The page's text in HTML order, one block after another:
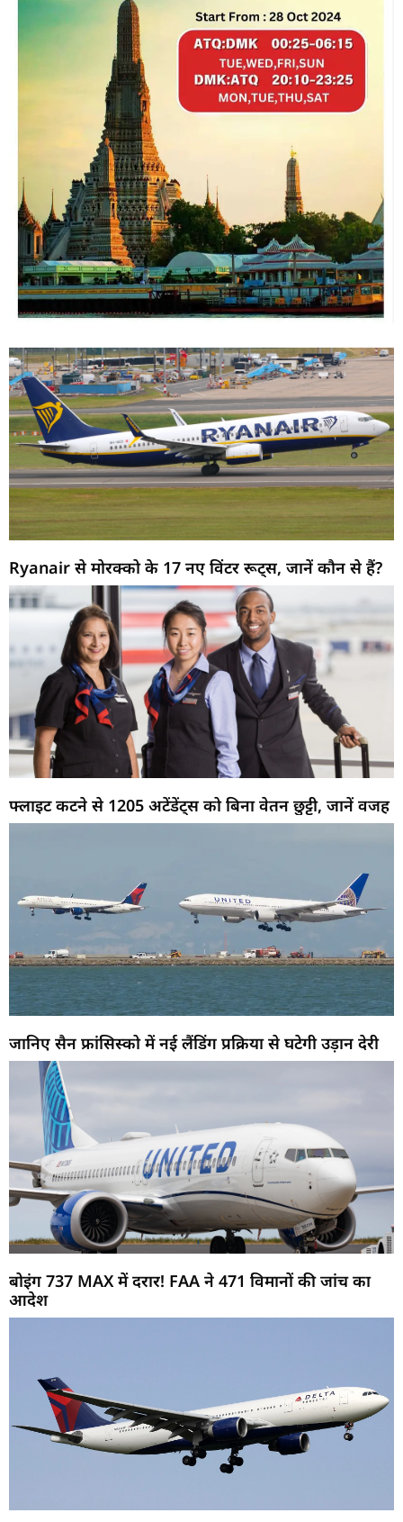
Ryanair से मोरक्को के 17 नए विंटर रूट्स, जानें कौन से हैं?
फ्लाइट कटने से 1205 अटेंडेंट्स को बिना वेतन छुट्टी, जानें वजह
जानिए सैन फ्रांसिस्को में नई लैंडिंग प्रक्रिया से घटेगी उड़ान देरी
बोइंग 737 MAX में दरार! FAA ने 471 विमानों की जांच का
आदेश